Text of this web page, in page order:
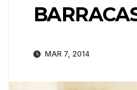
MAR 7, 2014